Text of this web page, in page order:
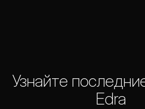
Узнайте
Edra